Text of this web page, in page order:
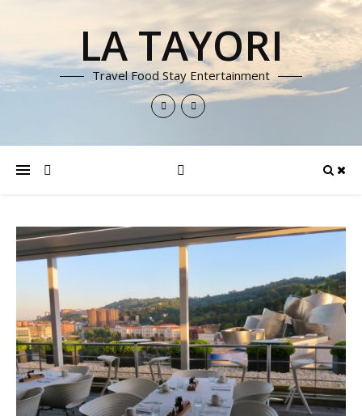
LA TAYORI
Travel Food Stay Entertainment